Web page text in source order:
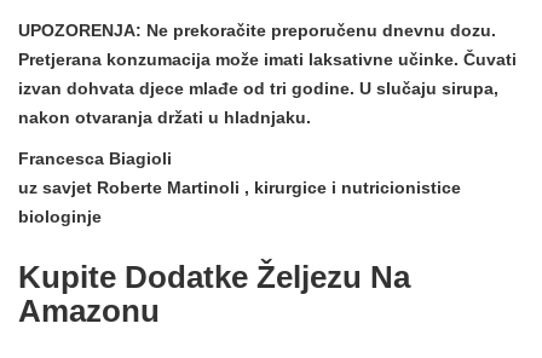
UPOZORENJA: Ne prekoračite preporučenu dnevnu dozu.
Pretjerana konzumacija može imati laksativne učinke. Čuvati
izvan dohvata djece mlađe od tri godine. U slučaju sirupa,
nakon otvaranja držati u hladnjaku.
Francesca Biagioli
uz savjet Roberte Martinoli , kirurgice i nutricionistice
biologinje
Kupite Dodatke Željezu Na
Amazonu